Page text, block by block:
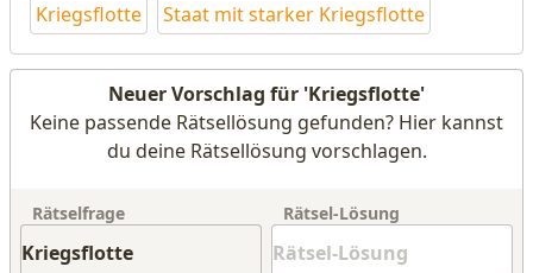
Kriegsflotte Staat mit starker Kriegsflotte
Neuer Vorschlag für 'Kriegsflotte'
Keine passende Rätsellösung gefunden? Hier kannst
du deine Rätsellösung vorschlagen.
Rätselfrage Rätsel-Lösung